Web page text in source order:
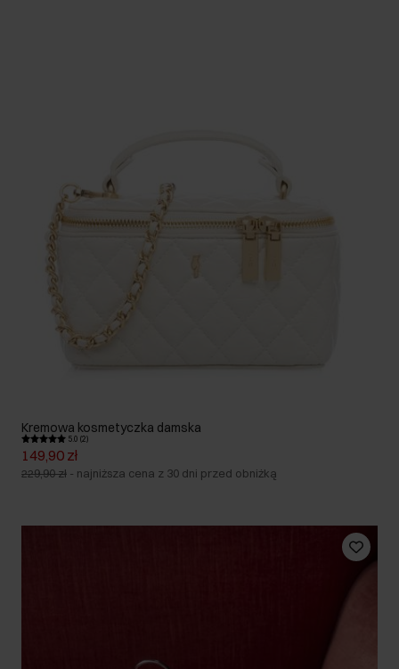
Kremowa kosmetyczka damska
5.0 (2)
149,90 zł
229,90 zł - najniższa cena z 30 dni przed obniżką